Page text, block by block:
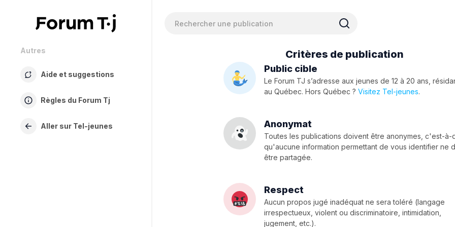
Autres
Aide et suggestions
Règles du Forum Tj
Aller sur Tel-jeunes
Critères de publication
Public cible
Le Forum TJ s’adresse aux jeunes de 12 à 20 ans,
au Québec. Hors Québec ?Visitez Tel-jeunes.
Anonymat
Toutes les publications doivent être anonymes, c'est-à-
qu'aucune information permettant de vous identifier ne
être partagée.
Respect
Aucun propos jugé inadéquat ne sera toléré (langage
irrespectueux, violent ou discriminatoire, intimidation,
jugement, etc.).